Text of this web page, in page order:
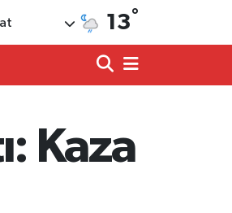
13°
Kaza